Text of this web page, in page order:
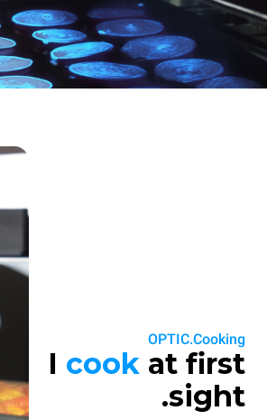
OPTIC.Cooking
I cook at first
sight.